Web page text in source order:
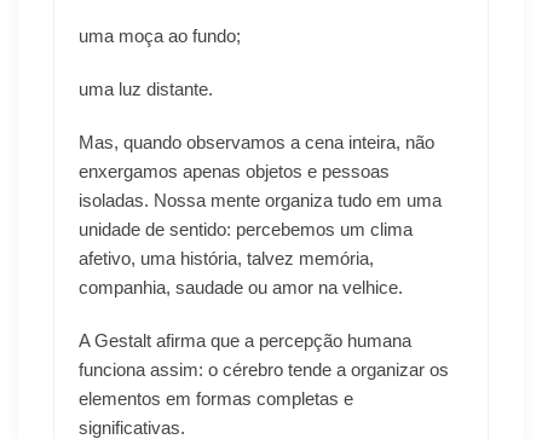
uma moça ao fundo;
uma luz distante.
Mas, quando observamos a cena inteira, não
enxergamos apenas objetos e pessoas
isoladas. Nossa mente organiza tudo em uma
unidade de sentido: percebemos um clima
afetivo, uma história, talvez memória,
companhia, saudade ou amor na velhice.
A Gestalt afirma que a percepção humana
funciona assim: o cérebro tende a organizar os
elementos em formas completas e
significativas.